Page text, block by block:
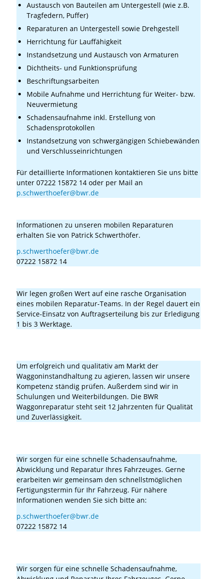
Austausch von Bauteilen am Untergestell (wie z.B.
Tragfedern, Puffer)
Reparaturen an Untergestell sowie Drehgestell
Herrichtung für Lauffähigkeit
Instandsetzung und Austausch von Armaturen
Dichtheits- und Funktionsprüfung
Beschriftungsarbeiten
Mobile Aufnahme und Herrichtung für Weiter- bzw.
Neuvermietung
Schadensaufnahme inkl. Erstellung von
Schadensprotokollen
Instandsetzung von schwergängigen Schiebewänden
und Verschlusseinrichtungen
Für detaillierte Informationen kontaktieren Sie uns bitte
unter 07222 15872 14 oder per Mail an
p.schwerthoefer@bwr.de
Informationen zu unseren mobilen Reparaturen
erhalten Sie von Patrick Schwerthöfer.
p.schwerthoefer@bwr.de
07222 15872 14
Wir legen großen Wert auf eine rasche Organisation
eines mobilen Reparatur-Teams. In der Regel dauert ein
Service-Einsatz von Auftragserteilung bis zur Erledigung
1 bis 3 Werktage.
Um erfolgreich und qualitativ am Markt der
Waggoninstandhaltung zu agieren, lassen wir unsere
Kompetenz ständig prüfen. Außerdem sind wir in
Schulungen und Weiterbildungen. Die BWR
Waggonreparatur steht seit 12 Jahrzenten für Qualität
und Zuverlässigkeit.
Wir sorgen für eine schnelle Schadensaufnahme,
Abwicklung und Reparatur Ihres Fahrzeuges. Gerne
erarbeiten wir gemeinsam den schnellstmöglichen
Fertigungstermin für Ihr Fahrzeug. Für nähere
Informationen wenden Sie sich bitte an:
p.schwerthoefer@bwr.de
07222 15872 14
Wir sorgen für eine schnelle Schadensaufnahme,